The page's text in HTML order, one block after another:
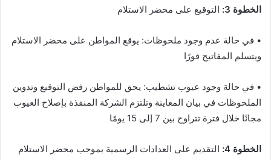
الخطوة 3: التوقيع على محضر الاستلام
• في حالة عدم وجود ملحوظات: يوقع المواطن على محضر الاستلام
ويتسلم المفاتيح فورًا
• في حالة وجود عيوب تشطيب: يحق للمواطن رفض التوقيع وتدوين
الملحوظات في بيان المعاينة وتلتزم الشركة المنفذة بإصلاح العيوب
مجانًا خلال فترة تتراوح بين 7 إلى 15 يومًا
الخطوة 4:
التقديم على العدادات الرسمية بموجب محضر الاستلام